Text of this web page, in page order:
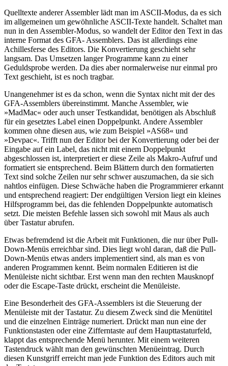
Quelltexte anderer Assembler lädt man im ASCII-Modus, da es sich
im allgemeinen um gewöhnliche ASCII-Texte handelt. Schaltet man
nun in den Assembler-Modus, so wandelt der Editor den Text in das
interne Format des GFA- Assemblers. Das ist allerdings eine
Achillesferse des Editors. Die Konvertierung geschieht sehr
langsam. Das Umsetzen langer Programme kann zu einer
Geduldsprobe werden. Da dies aber normalerweise nur einmal pro
Text geschieht, ist es noch tragbar.
Unangenehmer ist es da schon, wenn die Syntax nicht mit der des
GFA-Assemblers übereinstimmt. Manche Assembler, wie
»MadMac« oder auch unser Testkandidat, benötigen als Abschluß
für ein gesetztes Label einen Doppelpunkt. Andere Assembler
kommen ohne diesen aus, wie zum Beispiel »AS68« und
»Devpac«. Trifft nun der Editor bei der Konvertierung oder bei der
Eingabe auf ein Label, das nicht mit einem Doppelpunkt
abgeschlossen ist, interpretiert er diese Zeile als Makro-Aufruf und
formatiert sie entsprechend. Beim Blättern durch den formatierten
Text sind solche Zeilen nur sehr schwer auszumachen, da sie sich
nahtlos einfügen. Diese Schwäche haben die Programmierer erkannt
und entsprechend reagiert: Der endgültigen Version liegt ein kleines
Hilfsprogramm bei, das die fehlenden Doppelpunkte automatisch
setzt. Die meisten Befehle lassen sich sowohl mit Maus als auch
über Tastatur abrufen.
Etwas befremdend ist die Arbeit mit Funktionen, die nur über Pull-
Down-Menüs erreichbar sind. Dies liegt wohl daran, daß die Pull-
Down-Menüs etwas anders implementiert sind, als man es von
anderen Programmen kennt. Beim normalen Editieren ist die
Menüleiste nicht sichtbar. Erst wenn man den rechten Mausknopf
oder die Escape-Taste drückt, erscheint die Menüleiste.
Eine Besonderheit des GFA-Assemblers ist die Steuerung der
Menüleiste mit der Tastatur. Zu diesem Zweck sind die Menütitel
und die einzelnen Einträge numeriert. Drückt man nun eine der
Funktionstasten oder eine Zifferntaste auf dem Haupttastaturfeld,
klappt das entsprechende Menü herunter. Mit einem weiteren
Tastendruck wählt man den gewünschten Menüeintrag. Durch
diesen Kunstgriff erreicht man jede Funktion des Editors auch mit